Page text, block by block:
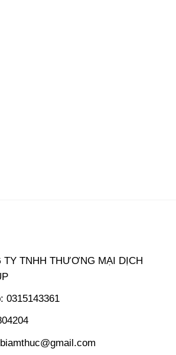
TY TNHH THƯƠNG MẠI DỊCH
0315143361